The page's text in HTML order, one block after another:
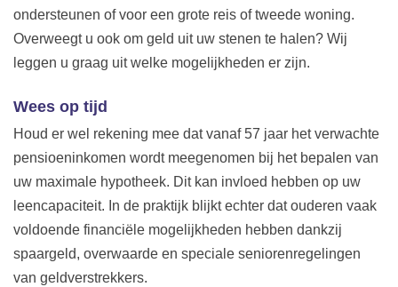
ondersteunen of voor een grote reis of tweede woning.
Overweegt u ook om geld uit uw stenen te halen? Wij
leggen u graag uit welke mogelijkheden er zijn.
Wees op tijd
Houd er wel rekening mee dat vanaf 57 jaar het verwachte
pensioeninkomen wordt meegenomen bij het bepalen van
uw maximale hypotheek. Dit kan invloed hebben op uw
leencapaciteit. In de praktijk blijkt echter dat ouderen vaak
voldoende financiële mogelijkheden hebben dankzij
spaargeld, overwaarde en speciale seniorenregelingen
van geldverstrekkers.